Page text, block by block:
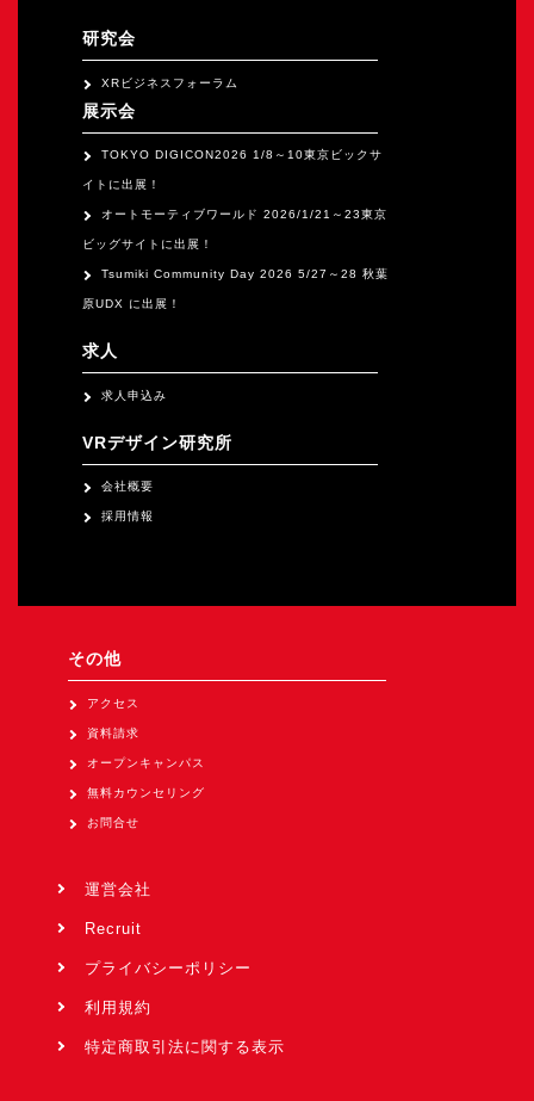
研究会
XRビジネスフォーラム
展示会
TOKYO DIGICON2026 1/8～10東京ビックサ
イトに出展！
オートモーティブワールド 2026/1/21～23東京
ビッグサイトに出展！
Tsumiki Community Day 2026 5/27～28 秋葉
原UDX に出展！
求人
求人申込み
VRデザイン研究所
会社概要
採用情報
その他
アクセス
資料請求
オープンキャンパス
無料カウンセリング
お問合せ
運営会社
Recruit
プライバシーポリシー
利用規約
特定商取引法に関する表示